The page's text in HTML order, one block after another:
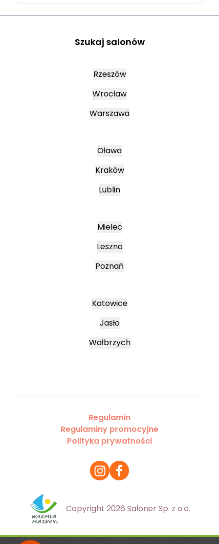
Szukaj salonów
Rzeszów
Wrocław
Warszawa
Oława
Kraków
Lublin
Mielec
Leszno
Poznań
Katowice
Jasło
Wałbrzych
Regulamin
Regulaminy promocyjne
Polityka prywatności
Copyright 2026 Saloner Sp. z o.o.